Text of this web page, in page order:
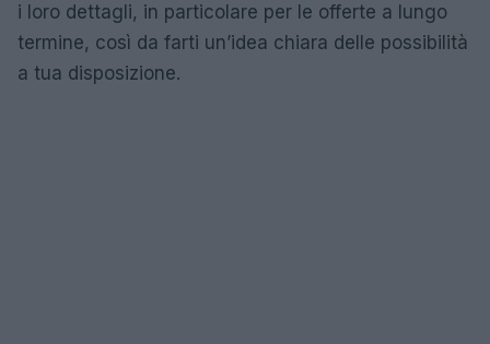
i loro dettagli, in particolare per le offerte a lungo
termine, così da farti un’idea chiara delle possibilità
a tua disposizione.